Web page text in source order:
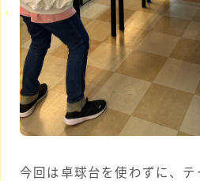
今回は卓球台を使わずに、